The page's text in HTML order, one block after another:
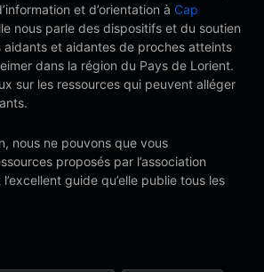
et d’orientation à Cap
nous parle des dispositifs et du soutien
aidants et aidantes de proches atteints
dans la région du Pays de Lorient.
sur les ressources qui peuvent alléger
nous ne pouvons que vous
proposés par l’association
l’excellent guide qu’elle publie tous les